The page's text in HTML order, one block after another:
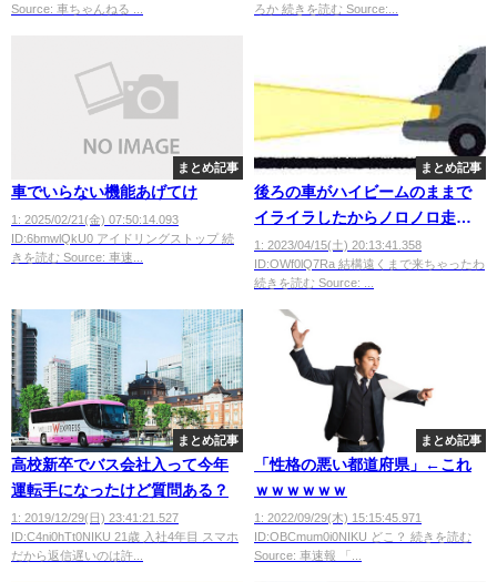
Source: 車ちゃんねる ...
ろか 続きを読む Source:...
まとめ記事
車でいらない機能あげてけ
1: 2025/02/21(金) 07:50:14.093
ID:6bmwlQkU0 アイドリングストップ 続
きを読む Source: 車速...
まとめ記事
後ろの車がハイビームのままで
イライラしたからノロノロ走っ
て嫌がらせしてたら
1: 2023/04/15(土) 20:13:41.358
ID:OWf0lQ7Ra 結構遠くまで来ちゃったわ
続きを読む Source: ...
まとめ記事
高校新卒でバス会社入って今年
運転手になったけど質問ある？
1: 2019/12/29(日) 23:41:21.527
ID:C4ni0hTt0NIKU 21歳 入社4年目 スマホ
だから返信遅いのは許...
まとめ記事
「性格の悪い都道府県」←これ
ｗｗｗｗｗｗ
1: 2022/09/29(木) 15:15:45.971
ID:OBCmum0i0NIKU どこ？ 続きを読む
Source: 車速報 「...